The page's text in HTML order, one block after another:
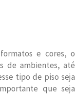
e cores, o
de ambientes, até
tipo de piso seja
que seja